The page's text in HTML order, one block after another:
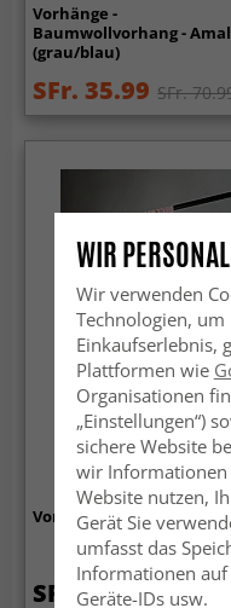
Vorhänge -
Baumwollvorhang -
(grau/blau)
SFr. 35.99 SFr.
Vorhang - Pink Friends
SFr. 44.99
WIR
Wir verwenden
Technologien,
Einkaufserlebnis,
Plattformen wie
Organisationen
„Einstellungen“)
sichere Website
wir Informationen
Website nutzen,
Gerät Sie
umfasst das
Informationen auf
Geräte-IDs usw.